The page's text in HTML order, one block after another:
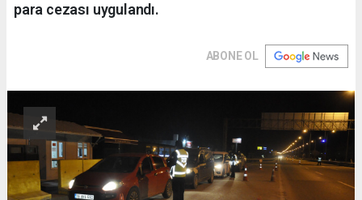
para cezası uygulandı.
ABONE OL